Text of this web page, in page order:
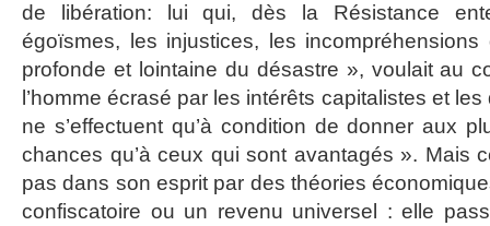
de libération: lui qui, dès la Résistance
égoïsmes, les injustices, les
profonde et lointaine du désastre », voulait au
l’homme écrasé par les intérêts capitalistes et
ne s’effectuent qu’à condition de donner aux
chances qu’à ceux qui sont avantagés ». Mais
pas dans son esprit par des théories
confiscatoire ou un revenu universel : elle